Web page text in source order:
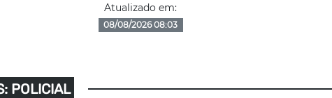
Atualizado em:
08/08/2026 08:03
POLICIAL